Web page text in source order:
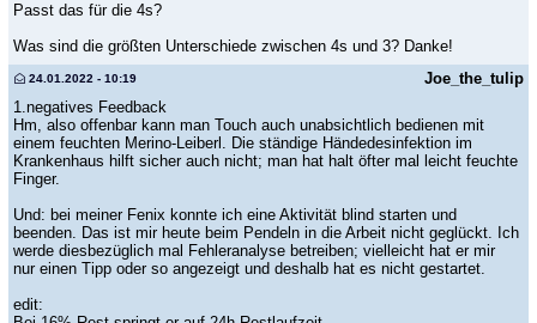
Passt das für die 4s?
Was sind die größten Unterschiede zwischen 4s und 3? Danke!
Joe_the_tulip
24.01.2022 - 10:19
1.negatives Feedback
Hm, also offenbar kann man Touch auch unabsichtlich bedienen mit
einem feuchten Merino-Leiberl. Die ständige Händedesinfektion im
Krankenhaus hilft sicher auch nicht; man hat halt öfter mal leicht feuchte
Finger.
Und: bei meiner Fenix konnte ich eine Aktivität blind starten und
beenden. Das ist mir heute beim Pendeln in die Arbeit nicht geglückt. Ich
werde diesbezüglich mal Fehleranalyse betreiben; vielleicht hat er mir
nur einen Tipp oder so angezeigt und deshalb hat es nicht gestartet.
edit: